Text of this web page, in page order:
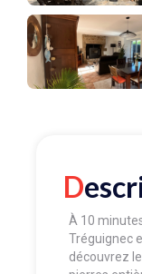
À 10
Tréguignec
découvrez